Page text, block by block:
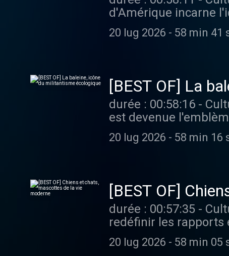
d'Amérique incarne
quasi-disparition lors
aimez ce podcast ?
20 lug 2026 - 58 min 41
[BEST OF] La
durée : 00:58:16 - Cultures monde - Quasi décimée par la chasse industrielle, la baleine
est devenue
marin se retrouve au
animaux sauvages. Vous aimez ce podcast ? Pour écouter tous les épisodes sans limite,
20 lug 2026 - 58 min 16
[BEST OF]
durée : 00:57:35 - Cultures monde - Cafés pour chiens, garderies pour chats, tout semble
redéfinir les rapports
se ressent même
ce podcast ? Pour
20 lug 2026 - 58 min 05